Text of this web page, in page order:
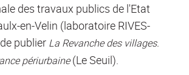
des travaux publics de l'Etat
en-Velin (laboratoire RIVES-
publier La Revanche des villages.
périurbaine(Le Seuil).